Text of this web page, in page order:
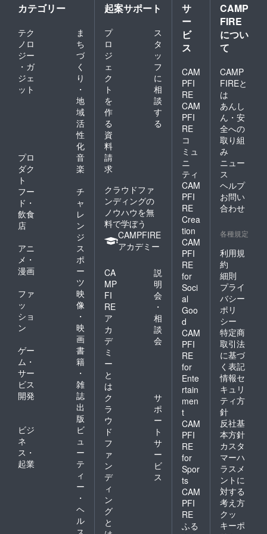
カテゴリー
テク
ノロ
ジー
・ガ
ジェ
ット
ま
ち
づ
く
り
・
地
域
活
性
化
プロ
ダク
ト
音
楽
フー
ド・
飲食
店
チ
ャ
レ
ン
ジ
アニ
メ・
漫画
ス
ポ
ー
ツ
ファ
ッ
ショ
ン
映
像
・
映
画
ゲー
ム・
サー
ビス
開発
書
籍
・
雑
誌
出
版
ビジ
ネ
ス・
起業
ビ
ュ
ー
テ
ィ
ー
・
ヘ
ル
ス
起案サポート
プ
ロ
ジ
ェ
ク
ト
を
作
る
ス
タ
ッ
フ
に
相
談
す
る
資
料
請
求
クラウドファ
ンディングの
ノウハウを無
料で学ぼう
CAMPFIRE
アカデミー
CA
MP
FI
RE
ア
カ
デ
ミ
ー
と
は
説
明
会
・
相
談
会
ク
ラ
ウ
ド
フ
ァ
ン
デ
ィ
ン
グ
と
サ
ポ
ー
ト
サ
ー
ビ
ス
サ
ー
ビ
ス
CAM
PFI
RE
CAM
PFI
RE
コ
ミュ
ニ
ティ
CAM
PFI
RE
Crea
tion
CAM
PFI
RE
for
Soci
al
Goo
d
CAM
PFI
RE
for
Ente
rtain
men
t
CAM
PFI
RE
for
Spor
ts
CAM
PFI
RE
ふる
CAMP
FIRE
につい
て
CAMP
FIREと
は
あんし
ん・安
全への
取り組
み
ニュー
ス
ヘルプ
お問い
合わせ
各種規定
利用規
約
細則
プライ
バシー
ポリ
シー
特定商
取引法
に基づ
く表記
情報セ
キュリ
ティ方
針
反社基
本方針
カスタ
マーハ
ラスメ
ントに
対する
考え方
クッ
キーポ